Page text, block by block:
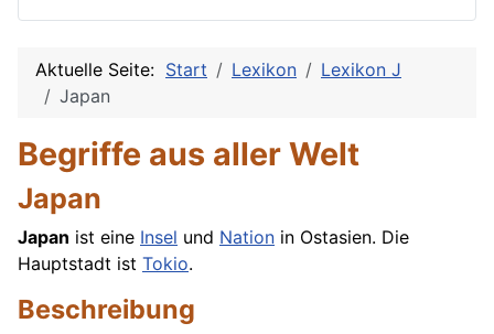
Aktuelle Seite: Start Lexikon
Lexikon J
Japan
Begriffe aus aller Welt
Japan
Japan ist eine Insel und Nation in Ostasien. Die
Hauptstadt ist Tokio.
Beschreibung